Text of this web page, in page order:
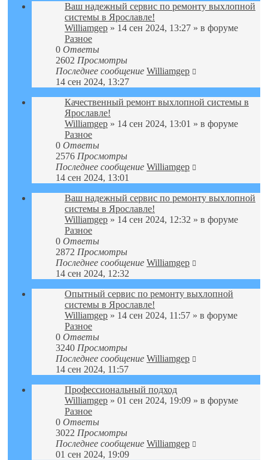
Ваш надежный сервис по ремонту выхлопной
системы в Ярославле!
Williamgep » 14 сен 2024, 13:27 » в форуме
Разное
0 Ответы
2602 Просмотры
Последнее сообщение Williamgep
14 сен 2024, 13:27
Качественный ремонт выхлопной системы в
Ярославле!
Williamgep » 14 сен 2024, 13:01 » в форуме
Разное
0 Ответы
2576 Просмотры
Последнее сообщение Williamgep
14 сен 2024, 13:01
Ваш надежный сервис по ремонту выхлопной
системы в Ярославле!
Williamgep » 14 сен 2024, 12:32 » в форуме
Разное
0 Ответы
2872 Просмотры
Последнее сообщение Williamgep
14 сен 2024, 12:32
Опытный сервис по ремонту выхлопной
системы в Ярославле!
Williamgep » 14 сен 2024, 11:57 » в форуме
Разное
0 Ответы
3240 Просмотры
Последнее сообщение Williamgep
14 сен 2024, 11:57
Профессиональный подход
Williamgep » 01 сен 2024, 19:09 » в форуме
Разное
0 Ответы
3022 Просмотры
Последнее сообщение Williamgep
01 сен 2024, 19:09